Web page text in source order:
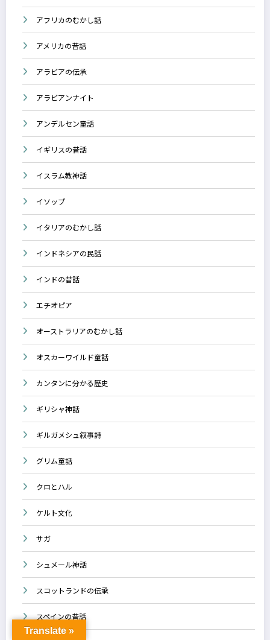
アフリカのむかし話
アメリカの昔話
アラビアの伝承
アラビアンナイト
アンデルセン童話
イギリスの昔話
イスラム教神話
イソップ
イタリアのむかし話
インドネシアの民話
インドの昔話
エチオピア
オーストラリアのむかし話
オスカーワイルド童話
カンタンに分かる歴史
ギリシャ神話
ギルガメシュ叙事詩
グリム童話
クロとハル
ケルト文化
サガ
シュメール神話
スコットランドの伝承
スペインの昔話
Translate »